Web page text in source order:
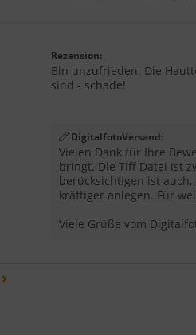
Rezension:
Bin unzufrieden. Die
sind - schade!
DigitalfotoVersand:
Vielen Dank für Ihre
bringt. Die Tiff Datei ist
berücksichtigen ist
kräftiger anlegen. Für
Viele Grüße vom